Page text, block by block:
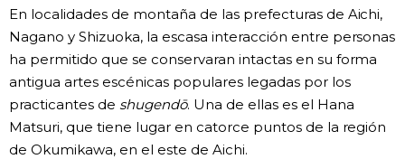
En localidades de montaña de las prefecturas de Aichi,
Nagano y Shizuoka, la escasa interacción entre personas
ha permitido que se conservaran intactas en su forma
antigua artes escénicas populares legadas por los
practicantes de shugendō. Una de ellas es el Hana
Matsuri, que tiene lugar en catorce puntos de la región
de Okumikawa, en el este de Aichi.